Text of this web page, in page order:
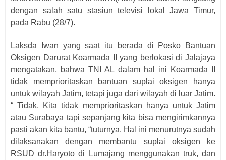
dengan salah satu stasiun televisi lokal Jawa Timur,
pada Rabu (28/7).
Laksda Iwan yang saat itu berada di Posko Bantuan
Oksigen Darurat Koarmada II yang berlokasi di Jalajaya
mengatakan, bahwa TNI AL dalam hal ini Koarmada II
tidak memprioritaskan bantuan suplai oksigen hanya
untuk wilayah Jatim, tetapi juga dari wilayah di luar Jatim.
“ Tidak, Kita tidak memprioritaskan hanya untuk Jatim
atau Surabaya tapi sepanjang kita bisa mengirimkannya
pasti akan kita bantu, “tuturnya. Hal ini menurutnya sudah
dilaksanakan dengan membantu suplai oksigen ke
RSUD dr.Haryoto di Lumajang menggunakan truk, dan